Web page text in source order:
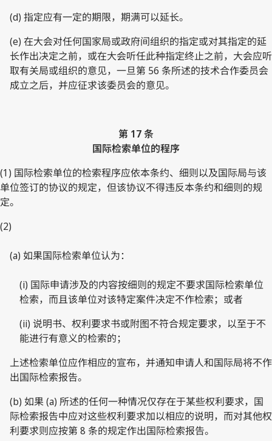
(d) 指定应有一定的期限，期满可以延长。
(e) 在大会对任何国家局或政府间组织的指定或对其指定的延
长作出决定之前，或在大会听任此种指定终止之前，大会应听
取有关局或组织的意见，一旦第 56 条所述的技术合作委员会
成立之后，并应征求该委员会的意见。
第 17 条
国际检索单位的程序
(1) 国际检索单位的检索程序应依本条约、细则以及国际局与该
单位签订的协议的规定，但该协议不得违反本条约和细则的规
定。
(2)
(a) 如果国际检索单位认为：
(i) 国际申请涉及的内容按细则的规定不要求国际检索单位
检索，而且该单位对该特定案件决定不作检索；或者
(ii) 说明书、权利要求书或附图不符合规定要求，以至于不
能进行有意义的检索的；
上述检索单位应作相应的宣布，并通知申请人和国际局将不作
出国际检索报告。
(b) 如果 (a) 所述的任何一种情况仅存在于某些权利要求，国
际检索报告中应对这些权利要求加以相应的说明，而对其他权
利要求则应按第 8 条的规定作出国际检索报告。